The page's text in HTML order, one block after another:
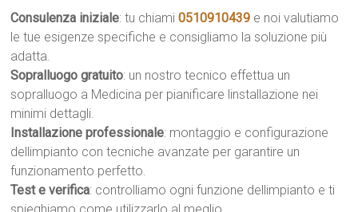
Consulenza iniziale: tu chiami0510910439 e noi valutiamo
le tue esigenze specifiche e consigliamo la soluzione più
adatta.
Sopralluogo gratuito: un nostro tecnico effettua un
sopralluogo a Medicina per pianificare linstallazione nei
minimi dettagli.
Installazione professionale: montaggio e configurazione
dellimpianto con tecniche avanzate per garantire un
funzionamento perfetto.
Test e verifica: controlliamo ogni funzione dellimpianto e ti